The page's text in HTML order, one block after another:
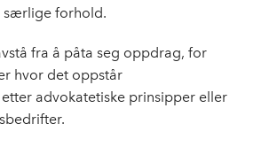
særlige forhold.
fra å påta seg oppdrag, for
hvor det oppstår
etter advokatetiske prinsipper eller
.